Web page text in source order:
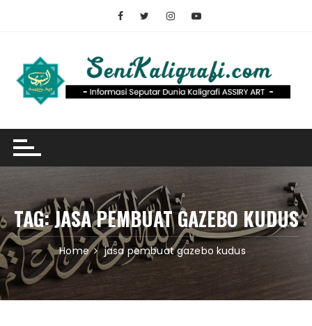
TAG:JASA PEMBUAT GAZEBO KUDUS
Home jasa pembuat gazebo kudus